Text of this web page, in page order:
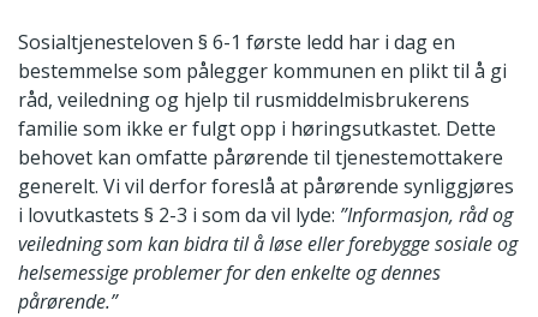
Sosialtjenesteloven § 6-1 første ledd har i dag en
bestemmelse som pålegger kommunen en plikt til å gi
råd, veiledning og hjelp til rusmiddelmisbrukerens
familie som ikke er fulgt opp i høringsutkastet. Dette
behovet kan omfatte pårørende til tjenestemottakere
generelt. Vi vil derfor foreslå at pårørende synliggjøres
i lovutkastets § 2-3 i som da vil lyde: ”Informasjon, råd og
veiledning som kan bidra til å løse eller forebygge sosiale og
helsemessige problemer for den enkelte og dennes
pårørende.”